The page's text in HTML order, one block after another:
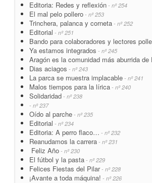
Editoria: Redes y reflexión - nº 254
El mal pelo pollero - nº 253
Trinchera, palanca y corneta - nº 252
Editorial - nº 251
Bando para colaboradores y lectores
Ya estamos integrados - nº 245
Aragón es la comunidad más aburrida de
Dias aciagos - nº 243
La parca se muestra implacable - nº 241
Malos tiempos para la lírica - nº 240
Solidaridad - nº 238
- nº 237
Oído al parche - nº 235
Editorial - nº 234
Editoria: A perro flaco… - nº 232
Reanudamos la carrera - nº 231
Feliz Año - nº 230
El fútbol y la pasta - nº 229
Felices Fiestas del Pilar- nº 228
¡Avante a toda máquina! - nº 226